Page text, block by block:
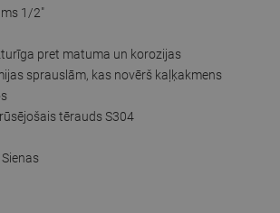
1/2"
pret matuma un korozijas
sprauslām, kas novērš kaļķakmens
tērauds S304